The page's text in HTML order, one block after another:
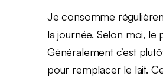
Je consomme
la journée. Selon moi, le
Généralement c’est
pour remplacer le lait.